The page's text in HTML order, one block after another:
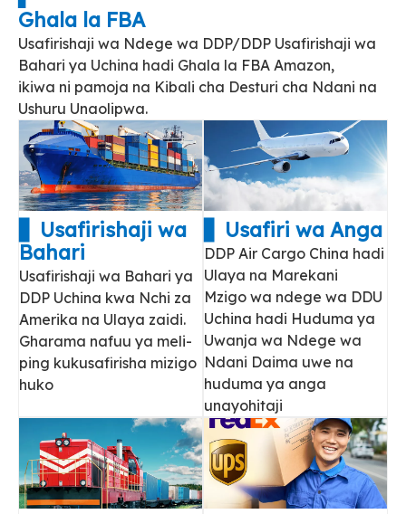
Ghala la FBA
Usafirishaji wa Ndege wa DDP/DDP Usafirishaji wa
Bahari ya Uchina hadi Ghala la FBA Amazon,
ikiwa ni pamoja na Kibali cha Desturi cha Ndani na
Ushuru Unaolipwa.
▋ Usafirishaji wa
Bahari
Usafirishaji wa Bahari ya
DDP Uchina kwa Nchi za
Amerika na Ulaya zaidi.
Gharama nafuu ya meli-
ping kukusafirisha mizigo
huko
▋ Usafiri wa Anga
DDP Air Cargo China hadi
Ulaya na Marekani
Mzigo wa ndege wa DDU
Uchina hadi Huduma ya
Uwanja wa Ndege wa
Ndani Daima uwe na
huduma ya anga
unayohitaji